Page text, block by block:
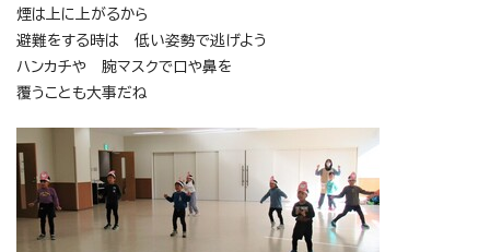
煙は上に上がるから
避難をする時は 低い姿勢で逃げよう
ハンカチや 腕マスクで口や鼻を
覆うことも大事だね